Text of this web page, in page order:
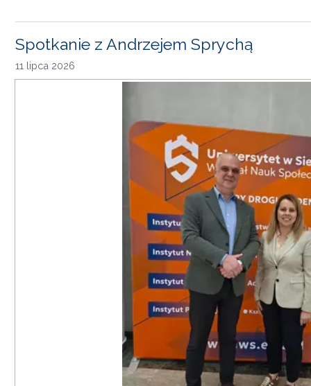
Spotkanie z Andrzejem Sprychą
11 lipca 2026